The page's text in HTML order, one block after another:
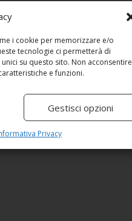
i cookie per memorizzare e/o
tecnologie ci permetterà di
su questo sito. Non acconsentire
e funzioni.
Gestisci opzioni
Privacy